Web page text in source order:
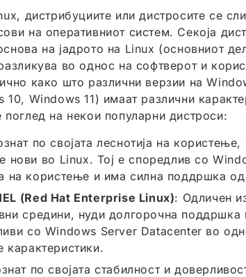
дистрибуциите или дистросите се
на оперативниот систем. Секоја
на јадрото на Linux (основниот
во однос на софтверот и
како што различни верзии на
10, Windows 11) имаат различни
поглед на некои популарни дистроси:
по својата леснотија на
нови во Linux. Тој е споредлив со
на користење и има силна поддршка
(Red Hat Enterprise Linux): Одличен
средини, нуди долгорочна поддршка
со Windows Server Datacenter во
карактеристики.
по својата стабилност и